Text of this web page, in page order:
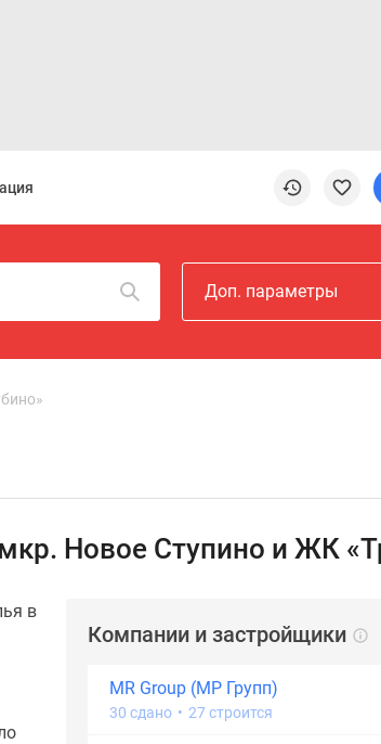
Доп. параметры
Новое Ступино и ЖК
в
Компании и застройщики
MR Group (МР Групп)
30 сдано • 27 строится